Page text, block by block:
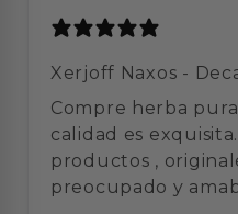
Xerjoff Naxos -
Compre herba
calidad es
productos ,
preocupado y